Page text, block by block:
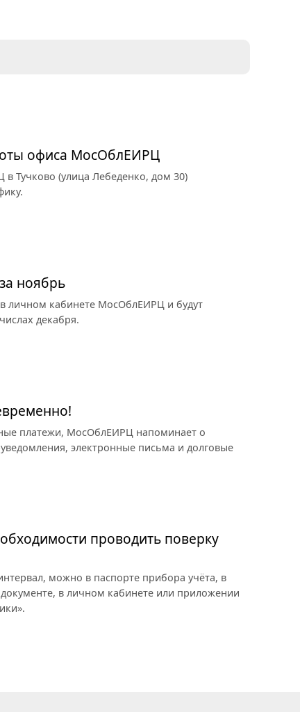
офиса МосОблЕИРЦ
Тучково (улица Лебеденко, дом 30)
ноябрь
личном кабинете МосОблЕИРЦ и будут
декабря.
платежи, МосОблЕИРЦ напоминает о
электронные письма и долговые
проводить поверку
можно в паспорте прибора учёта, в
в личном кабинете или приложении